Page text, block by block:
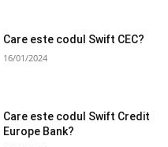
Care este codul Swift CEC?
16/01/2024
Care este codul Swift Credit
Europe Bank?